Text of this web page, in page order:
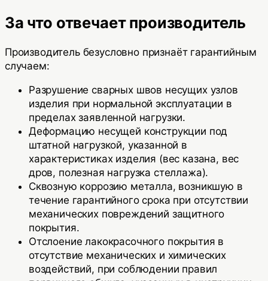
За что отвечает производитель
Производитель безусловно признаёт гарантийным
случаем:
Разрушение сварных швов несущих узлов
изделия при нормальной эксплуатации в
пределах заявленной нагрузки.
Деформацию несущей конструкции под
штатной нагрузкой, указанной в
характеристиках изделия (вес казана, вес
дров, полезная нагрузка стеллажа).
Сквозную коррозию металла, возникшую в
течение гарантийного срока при отсутствии
механических повреждений защитного
покрытия.
Отслоение лакокрасочного покрытия в
отсутствие механических и химических
воздействий, при соблюдении правил